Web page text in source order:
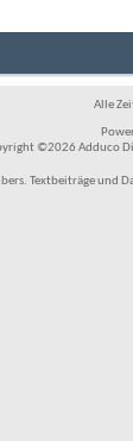
Alle
©2026 Adduco
Textbeiträge